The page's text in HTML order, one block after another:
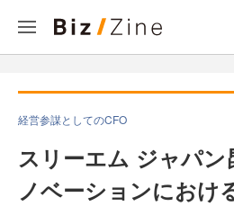
経営参謀としてのCFO
スリーエム ジャパン
ノベーションにおけ